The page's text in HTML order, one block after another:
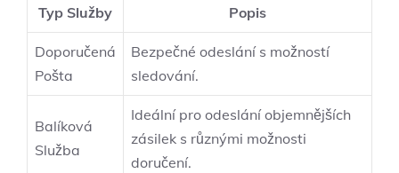
Typ Služby Popis
Doporučená
Pošta
Bezpečné odeslání s možností
sledování.
Balíková
Služba
Ideální pro odeslání objemnějších
zásilek s různými možnosti
doručení.